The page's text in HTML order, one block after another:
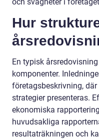
Hur
En typisk
komponenter.
företagsbeskrivning,
strategier presenteras.
ekonomiska
huvudsakliga
resultaträkningen och